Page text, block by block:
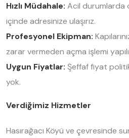
Hızlı Müdahale: Acil durumlarda
içinde adresinize ulaşırız.
Profesyonel Ekipman:
zarar vermeden açma işlemi
Uygun Fiyatlar: Şeffaf fiyat
yok.
Verdiğimiz Hizmetler
Hasırağacı Köyü ve çevresinde